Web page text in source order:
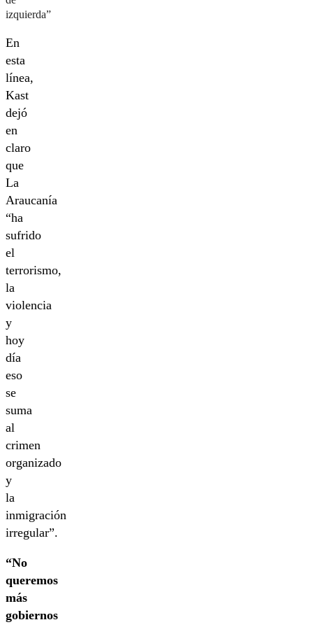
izquierda”
En
esta
línea,
Kast
dejó
en
claro
que
La
Araucanía
“ha
sufrido
el
terrorismo,
la
violencia
y
hoy
día
eso
se
suma
al
crimen
organizado
y
la
inmigración
irregular”.
“No
queremos
más
gobiernos